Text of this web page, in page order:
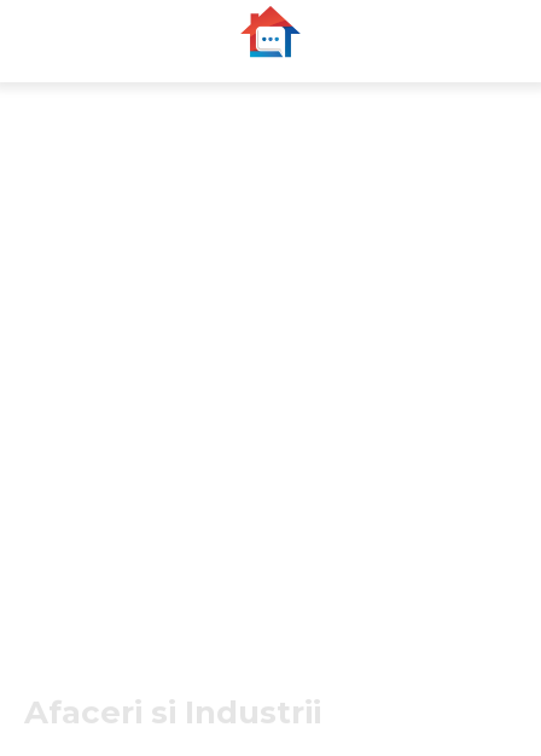
Afaceri si Industrii